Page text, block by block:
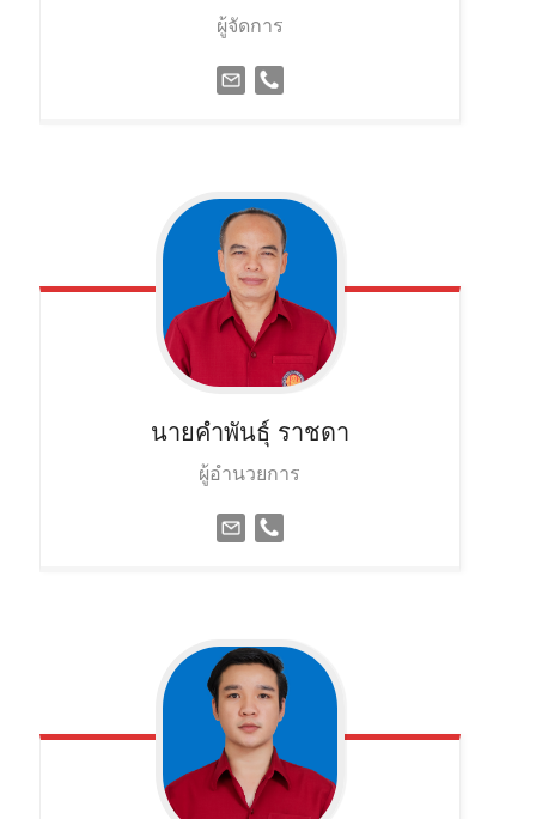
ผู้จัดการ
นายคำพันธ์ุ ราชดา
ผู้อำนวยการ